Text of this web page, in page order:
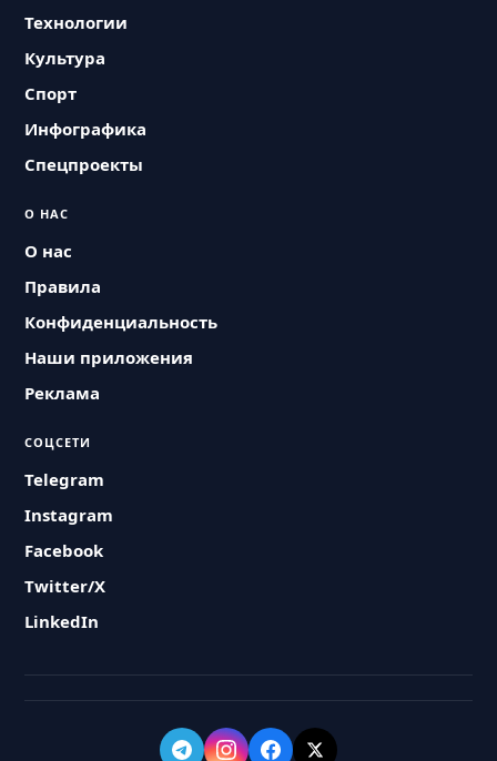
Технологии
Культура
Спорт
Инфографика
Спецпроекты
О НАС
О нас
Правила
Конфиденциальность
Наши приложения
Реклама
СОЦСЕТИ
Telegram
Instagram
Facebook
Twitter/X
LinkedIn